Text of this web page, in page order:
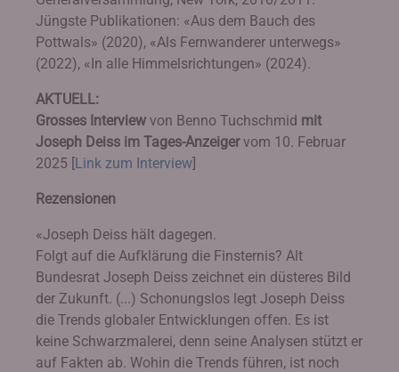
Jüngste Publikationen: «Aus dem Bauch des
Pottwals» (2020), «Als Fernwanderer unterwegs»
(2022), «In alle Himmelsrichtungen» (2024).
AKTUELL:
Grosses Interview von Benno Tuchschmid mit
Joseph Deiss im Tages-Anzeigervom 10. Februar
2025 [Link zum Interview]
Rezensionen
«Joseph Deiss hält dagegen.
Folgt auf die Aufklärung die Finsternis? Alt
Bundesrat Joseph Deiss zeichnet ein düsteres Bild
der Zukunft. (...) Schonungslos legt Joseph Deiss
die Trends globaler Entwicklungen offen. Es ist
keine Schwarzmalerei, denn seine Analysen stützt er
auf Fakten ab. Wohin die Trends führen, ist noch